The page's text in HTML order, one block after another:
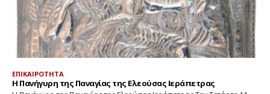
ΕΠΙΚΑΙΡΟΤΗΤΑ
Η Πανήγυρη της Παναγίας της Ελεούσας Ιεράπετρας